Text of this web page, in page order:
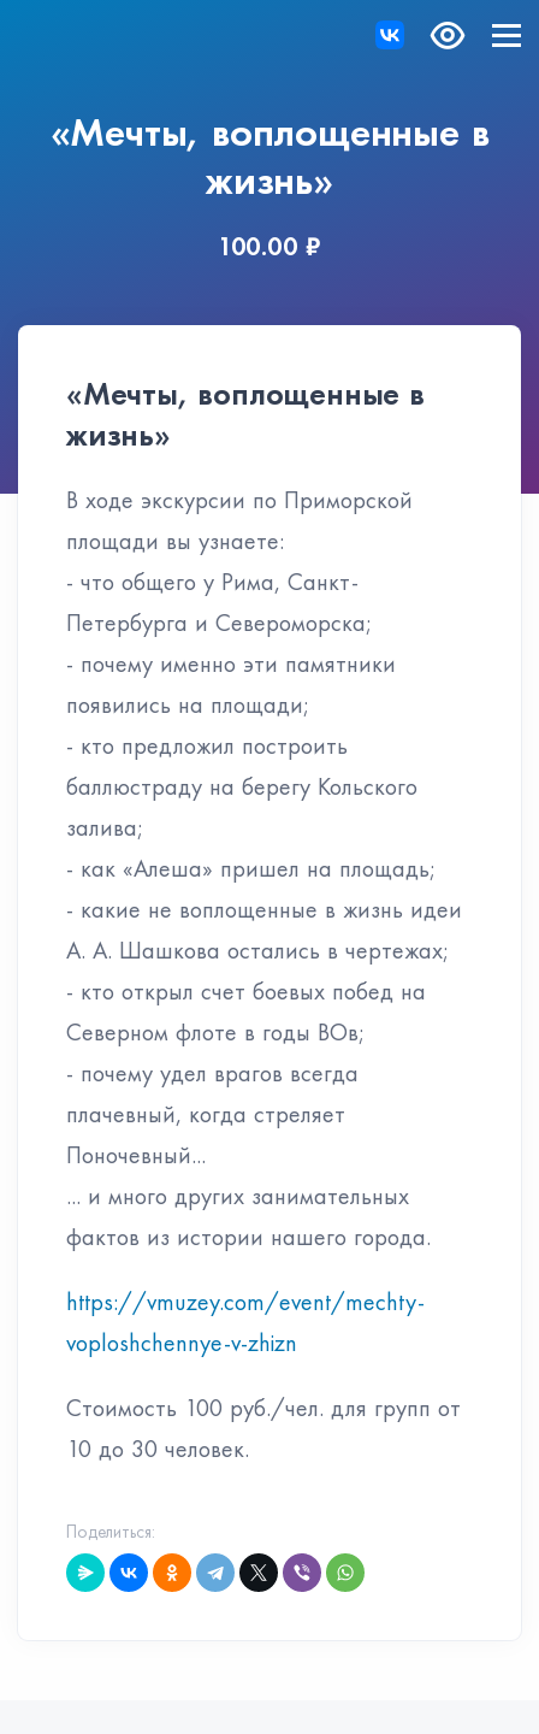
«Мечты, воплощенные в
жизнь»
100.00 ₽
«Мечты, воплощенные в
жизнь»
В ходе экскурсии по Приморской
площади вы узнаете:
- что общего у Рима, Санкт-
Петербурга и Североморска;
- почему именно эти памятники
появились на площади;
- кто предложил построить
баллюстраду на берегу Кольского
залива;
- как «Алеша» пришел на площадь;
- какие не воплощенные в жизнь идеи
А. А. Шашкова остались в чертежах;
- кто открыл счет боевых побед на
Северном флоте в годы ВОв;
- почему удел врагов всегда
плачевный, когда стреляет
Поночевный...
... и много других занимательных
фактов из истории нашего города.
https://vmuzey.com/event/mechty-
voploshchennye-v-zhizn
Стоимость 100 руб./чел. для групп от
10 до 30 человек.
Поделиться: